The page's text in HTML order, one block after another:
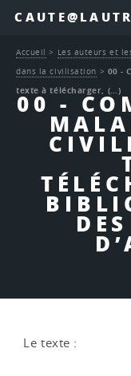
00 -
Accueil > Les auteurs et
dans la civilisation > 00 -
texte à télécharger, (…)
Le texte :